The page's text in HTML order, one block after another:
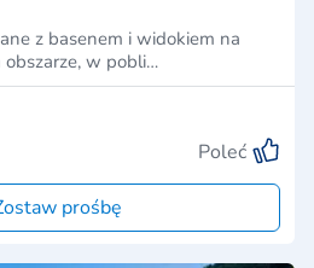
z basenem i widokiem na
w pobli…
Poleć
prośbę